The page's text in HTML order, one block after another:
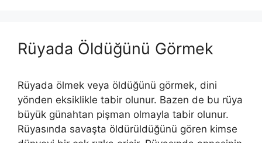
Rüyada Öldüğünü Görmek
Rüyada ölmek veya öldüğünü görmek, dini
yönden eksiklikle tabir olunur. Bazen de bu rüya
büyük günahtan pişman olmayla tabir olunur.
Rüyasında savaşta öldürüldüğünü gören kimse